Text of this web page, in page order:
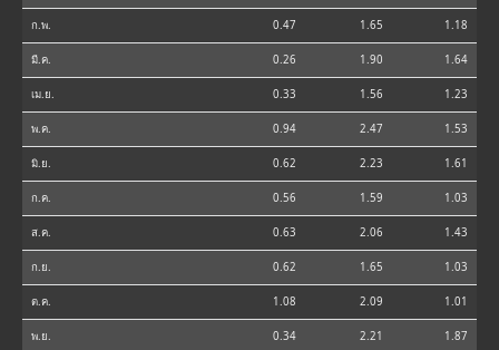
ก.พ. 0.47 1.65 1.18
มี.ค. 0.26 1.90 1.64
เม.ย. 0.33 1.56 1.23
พ.ค. 0.94 2.47 1.53
มิ.ย. 0.62 2.23 1.61
ก.ค. 0.56 1.59 1.03
ส.ค. 0.63 2.06 1.43
ก.ย. 0.62 1.65 1.03
ต.ค. 1.08 2.09 1.01
พ.ย. 0.34 2.21 1.87